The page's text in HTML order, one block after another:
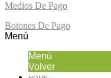
Medios De Pago
Botones De Pago
Menú
Menú
Volver